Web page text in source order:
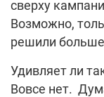
сверху
Возможно,
решили
Удивляет ли
Вовсе нет.